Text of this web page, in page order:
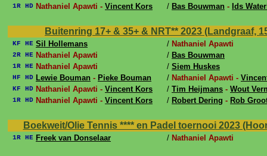
1R HD Nathaniel Apawti - Vincent Kors / Bas Bouwman - Ids
Buitenring 17+ & 35+ & NRT** 2023 (Landgraaf,
KF HE Sil Hollemans / Nathaniel Apawti
2R HE Nathaniel Apawti / Bas Bouwman
1R HE Nathaniel Apawti / Siem Huskes
HF HD Lewie Bouman - Pieke Bouman / Nathaniel Apawti -
KF HD Nathaniel Apawti - Vincent Kors / Tim Heijmans - Wout
1R HD Nathaniel Apawti - Vincent Kors / Robert Dering - Rob
Boekweit/Olie Tennis **** en Padel toernooi 2023
1R HE Freek van Donselaar / Nathaniel Apawti